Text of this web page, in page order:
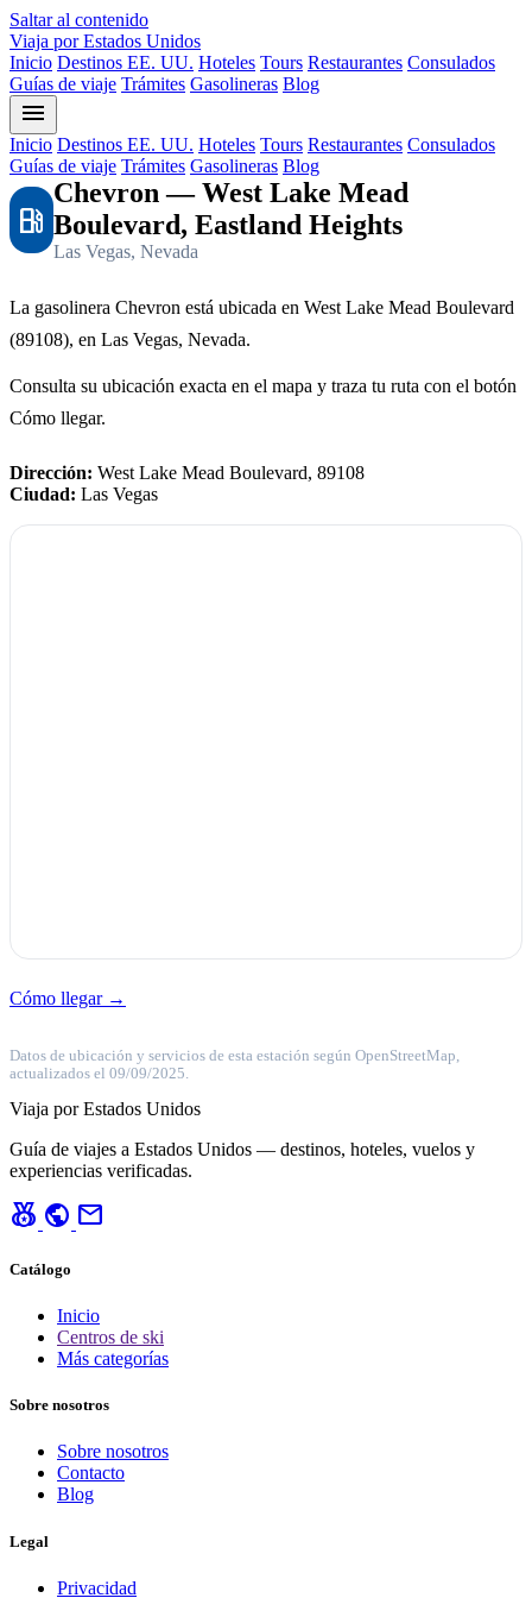
Saltar al contenido
Viaja por Estados Unidos
Inicio Destinos EE. UU. Hoteles Tours Restaurantes Consulados
Guías de viaje Trámites Gasolineras Blog
menu
Inicio Destinos EE. UU. Hoteles Tours Restaurantes Consulados
Guías de viaje Trámites Gasolineras Blog
local_gas_station
Chevron — West Lake Mead
Boulevard, Eastland Heights
Las Vegas, Nevada
La gasolinera Chevron está ubicada en West Lake Mead Boulevard
(89108), en Las Vegas, Nevada.
Consulta su ubicación exacta en el mapa y traza tu ruta con el botón
Cómo llegar.
Dirección: West Lake Mead Boulevard, 89108
Ciudad: Las Vegas
Cómo llegar →
Datos de ubicación y servicios de esta estación según OpenStreetMap,
actualizados el 09/09/2025.
Viaja por Estados Unidos
Guía de viajes a Estados Unidos — destinos, hoteles, vuelos y
experiencias verificadas.
social_leaderboard public mail
Catálogo
Inicio
Centros de ski
Más categorías
Sobre nosotros
Sobre nosotros
Contacto
Blog
Legal
Privacidad